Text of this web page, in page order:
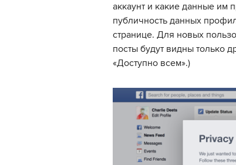
аккаунт и какие данные им
публичность данных
странице. Для новых
посты будут видны только
«Доступно всем».)